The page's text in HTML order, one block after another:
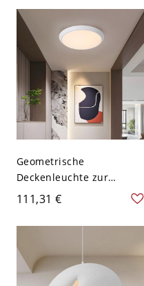
for Bedroom - Weiß 110V-
120V 30,48 cm
Geometrische
Deckenleuchte zur
Direktmontage mit
weißem Schirm für den
Heimgebrauch - Weiß
Weißlicht
111,31 €